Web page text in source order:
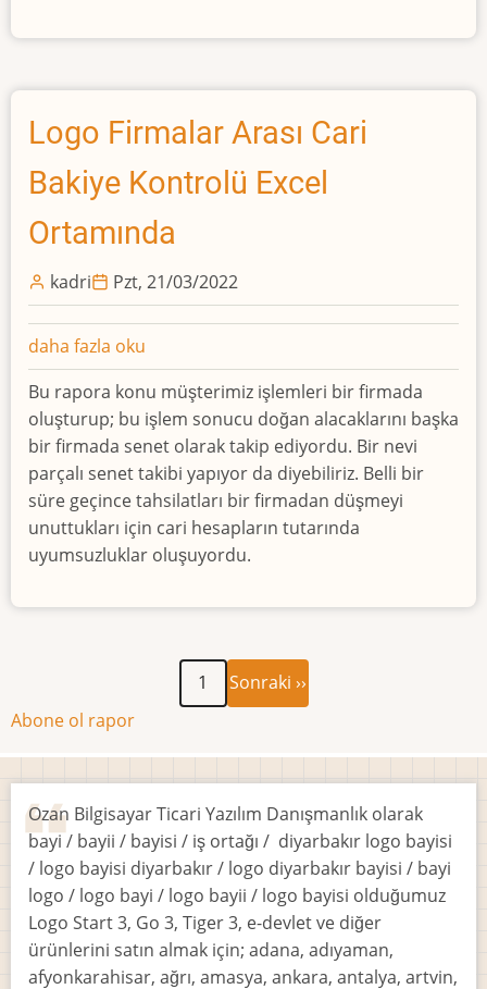
Logo Firmalar Arası Cari
Bakiye Kontrolü Excel
Ortamında
kadri Pzt, 21/03/2022
Logo
Firmalar
Arası
Cari
Bakiye
Kontrolü
Excel
Ortamında
hakkında
daha fazla oku
Bu rapora konu müşterimiz işlemleri bir firmada
oluşturup; bu işlem sonucu doğan alacaklarını başka
bir firmada senet olarak takip ediyordu. Bir nevi
parçalı senet takibi yapıyor da diyebiliriz. Belli bir
süre geçince tahsilatları bir firmadan düşmeyi
unuttukları için cari hesapların tutarında
uyumsuzluklar oluşuyordu.
1
Sonraki
sayfa
Sonraki ››
Abone ol rapor
Ozan Bilgisayar Ticari Yazılım Danışmanlık olarak
bayi / bayii / bayisi / iş ortağı / diyarbakır logo bayisi
/ logo bayisi diyarbakır / logo diyarbakır bayisi / bayi
logo / logo bayi / logo bayii / logo bayisi olduğumuz
Logo Start 3, Go 3, Tiger 3, e-devlet ve diğer
ürünlerini satın almak için; adana, adıyaman,
afyonkarahisar, ağrı, amasya, ankara, antalya, artvin,